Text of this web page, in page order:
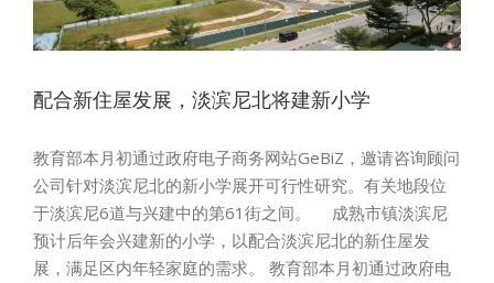
配合新住屋发展，淡滨尼北将建新小学
教育部本月初通过政府电子商务网站GeBiZ，邀请咨询顾问
公司针对淡滨尼北的新小学展开可行性研究。有关地段位
于淡滨尼6道与兴建中的第61街之间。 成熟市镇淡滨尼
预计后年会兴建新的小学，以配合淡滨尼北的新住屋发
展，满足区内年轻家庭的需求。 教育部本月初通过政府电